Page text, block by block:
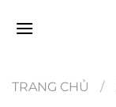
đến
TRANG CHỦ /